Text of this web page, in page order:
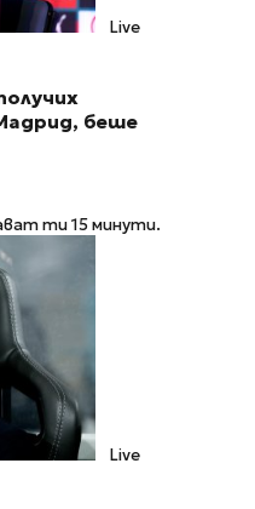
Live
беше
ти 15 минути.
Live